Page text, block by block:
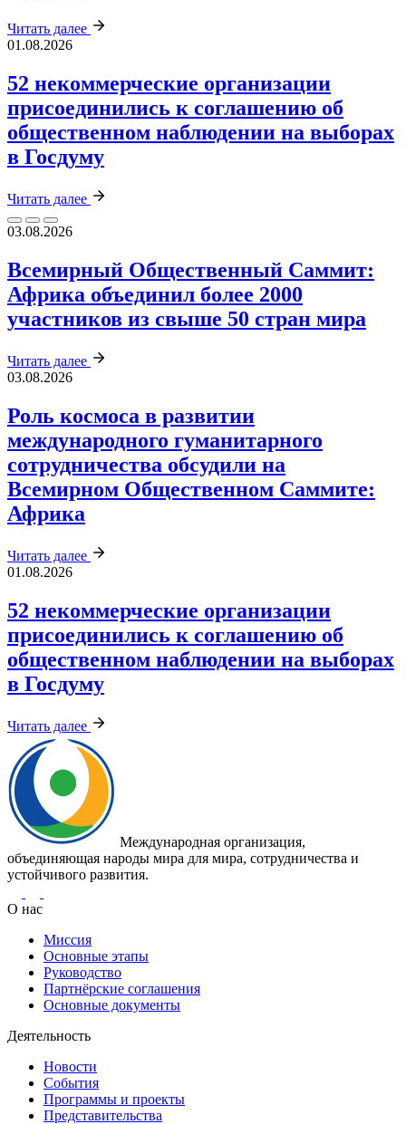
Читать далее
01.08.2026
52 некоммерческие организации
присоединились к соглашению об
общественном наблюдении на выборах
в Госдуму
Читать далее
03.08.2026
Всемирный Общественный Саммит:
Африка объединил более 2000
участников из свыше 50 стран мира
Читать далее
03.08.2026
Роль космоса в развитии
международного гуманитарного
сотрудничества обсудили на
Всемирном Общественном Саммите:
Африка
Читать далее
01.08.2026
52 некоммерческие организации
присоединились к соглашению об
общественном наблюдении на выборах
в Госдуму
Читать далее
Международная организация,
объединяющая народы мира для мира, сотрудничества и
устойчивого развития.
О нас
Миссия
Основные этапы
Руководство
Партнёрские соглашения
Основные документы
Деятельность
Новости
События
Программы и проекты
Представительства